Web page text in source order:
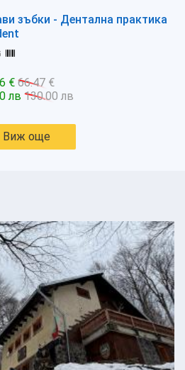
зъбки - Дентална практика
€ 66.47 €
лв 130.00 лв
Виж още